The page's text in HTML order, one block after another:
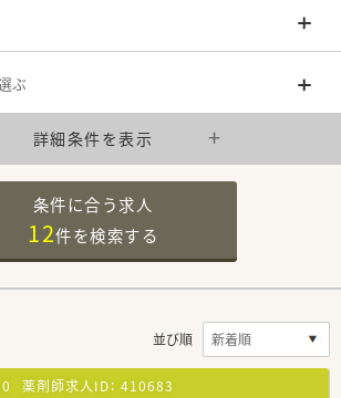
ぶ
詳細条件を表示
条件に合う求人
12件を検索する
並び順
薬剤師求人ID： 410683